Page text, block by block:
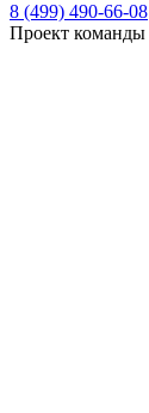
8 (499) 490-66-08
Проект команды